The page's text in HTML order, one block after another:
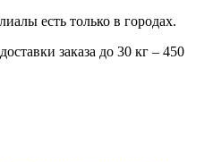
есть только в городах.
заказа до 30 кг – 450